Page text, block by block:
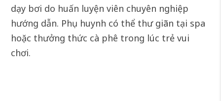
dạy bơi do huấn luyện viên chuyên nghiệp
hướng dẫn. Phụ huynh có thể thư giãn tại spa
hoặc thưởng thức cà phê trong lúc trẻ vui
chơi.